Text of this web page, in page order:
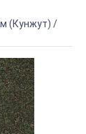
(Кунжут) /